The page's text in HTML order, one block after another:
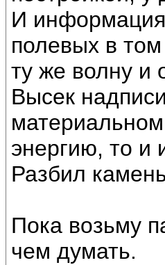
И
полевых в
ту же волну и
Высек
энергию, то и
Разбил
Пока возьму
чем думать.